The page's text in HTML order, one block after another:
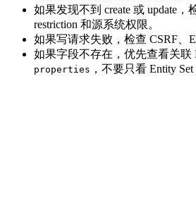
如果发现不到 create 或 update，
restriction 和源系统权限。
如果写请求失败，检查 CSRF、
如果字段不存在，优先查看关联
properties ，不要只看 Entity Set